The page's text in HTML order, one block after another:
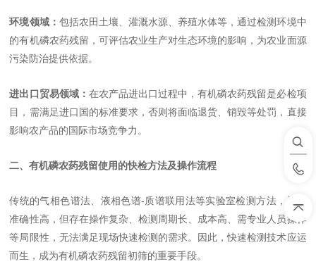
环境领域： 包括农田土壤、灌溉水源、养殖水体等，通过检测环境中
的有机磷农药残留，可评估农业生产对生态环境的影响，为农业面源
污染防治提供依据。
进出口贸易领域： 在农产品进出口过程中，有机磷农药残留是必检项
目，需满足进口国的标准要求，否则将面临退货、销毁等处罚，直接
影响农产品的国际市场竞争力。
二、有机磷农药残留使用的快检方法及操作流程
传统的气相色谱法、液相色谱-质谱联用法等实验室检测方法，虽然
准确性高，但存在操作复杂、检测周期长、成本高、需专业人员操作
等局限性，无法满足现场快速检测的需求。因此，快速检测技术应运
而生，成为有机磷农药残留初筛的重要手段。